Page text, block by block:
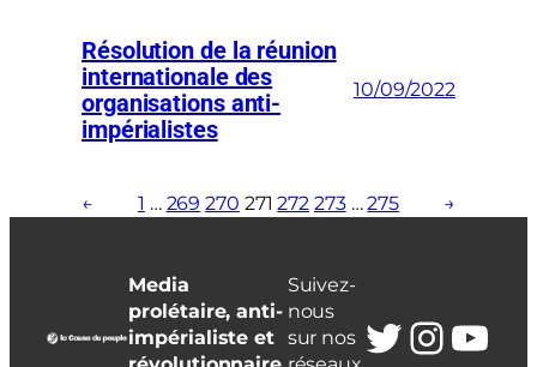
Résolution de la réunion
internationale des
organisations anti-
impérialistes
10/09/2022
← 1 … 269 270 271 272 273 … 275 →
Media
prolétaire, anti-
impérialiste et
Suivez-
nous
sur nos Twitter